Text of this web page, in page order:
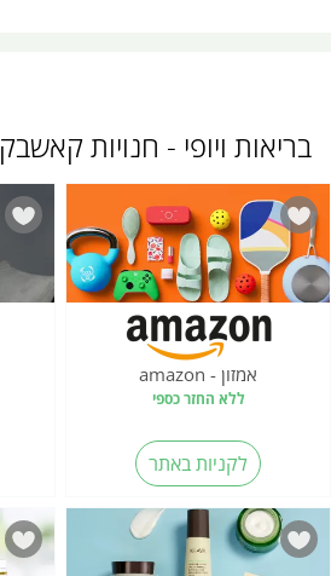
בריאות ויופי - חנויות קאשבק
אמזון - amazon
ללא החזר כספי
לקניות באתר